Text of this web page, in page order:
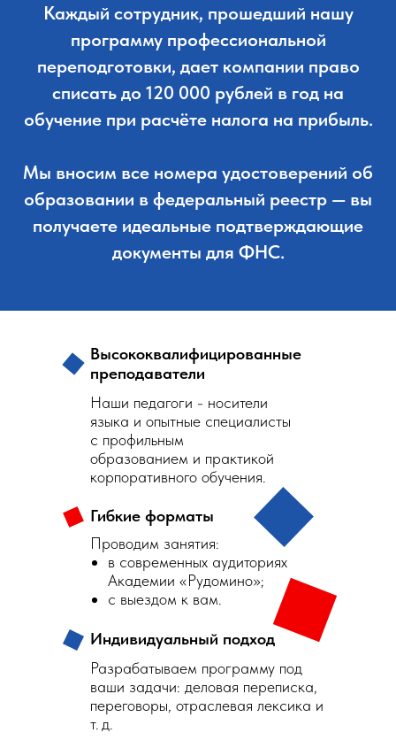
Каждый сотрудник, прошедший нашу
программу профессиональной
переподготовки, дает компании право
списать до 120 000 рублей в год на
обучение при расчёте налога на прибыль.
Мы вносим все номера удостоверений об
образовании в федеральный реестр — вы
получаете идеальные подтверждающие
документы для ФНС.
Наши педагоги - носители
языка и опытные специалисты
с профильным
образованием и практикой
корпоративного обучения.
Высококвалифицированные
преподаватели
Проводим занятия:
в современных аудиториях
Академии «Рудомино»;
с выездом к вам.
Гибкие форматы
Разрабатываем программу под
ваши задачи: деловая переписка,
переговоры, отраслевая лексика и
т. д.
Индивидуальный подход